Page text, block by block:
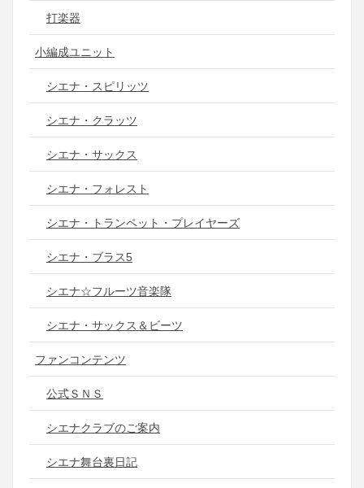
打楽器
小編成ユニット
シエナ・スピリッツ
シエナ・クラッツ
シエナ・サックス
シエナ・フォレスト
シエナ・トランペット・プレイヤーズ
シエナ・ブラス5
シエナ☆フルーツ音楽隊
シエナ・サックス＆ビーツ
ファンコンテンツ
公式ＳＮＳ
シエナクラブのご案内
シエナ舞台裏日記